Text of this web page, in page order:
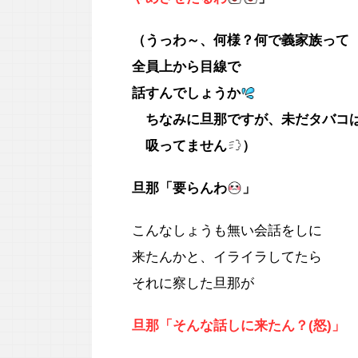
（うっわ～、何様？何で義家族って
全員上から目線で
話すんでしょうか
ちなみに旦那ですが、未だタバコ
吸ってません
）
旦那「要らんわ 」
こんなしょうも無い会話をしに
来たんかと、イライラしてたら
それに察した旦那が
旦那「そんな話しに来たん？(怒)」